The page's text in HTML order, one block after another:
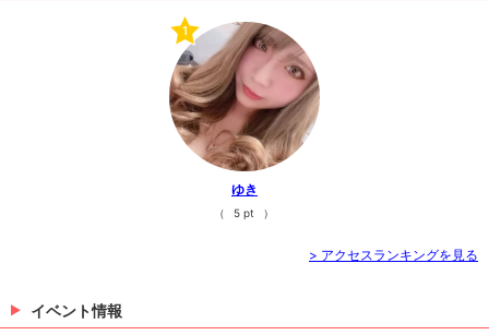
1
ゆき
（ 5 pt ）
> アクセスランキングを見る
イベント情報